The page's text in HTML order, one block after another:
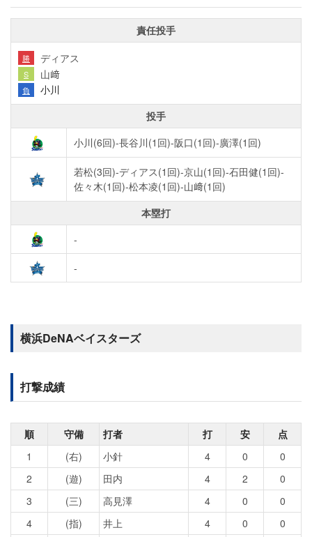
責任投手
勝 ディアス
S 山﨑
負
小川
投手
小川(6回)-長谷川(1回)-阪口(1回)-廣澤(1回)
若松(3回)-ディアス(1回)-京山(1回)-石田健(1回)-
佐々木(1回)-松本凌(1回)-山﨑(1回)
本塁打
-
-
横浜DeNAベイスターズ
打撃成績
順 守備 打者 打 安
点
1
(右) 小針 4 0
0
2
(遊) 田内 4 2
0
3
(三) 高見澤 4 0
0
4
(指) 井上 4 0
0